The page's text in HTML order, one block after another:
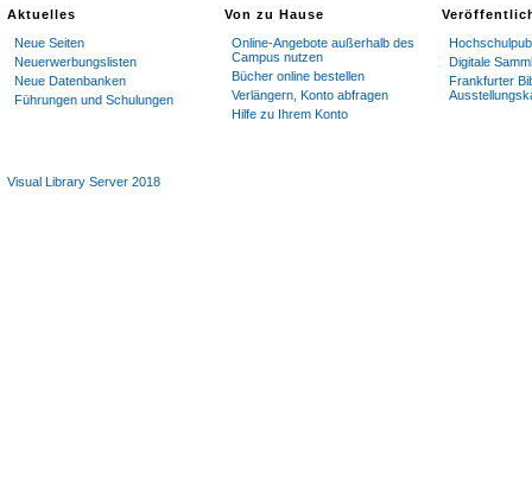
Aktuelles
Neue Seiten
Neuerwerbungslisten
Neue Datenbanken
Führungen und Schulungen
Von zu Hause
Online-Angebote außerhalb des
Campus nutzen
Bücher online bestellen
Verlängern, Konto abfragen
Hilfe zu Ihrem Konto
Digitale
Frankfurter
Visual Library Server 2018